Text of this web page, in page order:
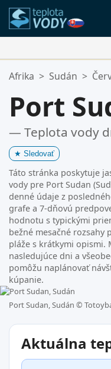
Vaše Obľúbené
Afrika > Sudán >
Port
— Teplota vody
★ Sledovať
Táto stránka poskytuje
vody pre Port Sudan
denné údaje z
grafe a 7-dňovú
hodnotu s typickými
bežné mesačné rozsahy
pláže s krátkymi opismi.
nasledujúce dni a
pomôžu naplánovať
kúpanie.
Port Sudan, Sudán ©
Aktuálna